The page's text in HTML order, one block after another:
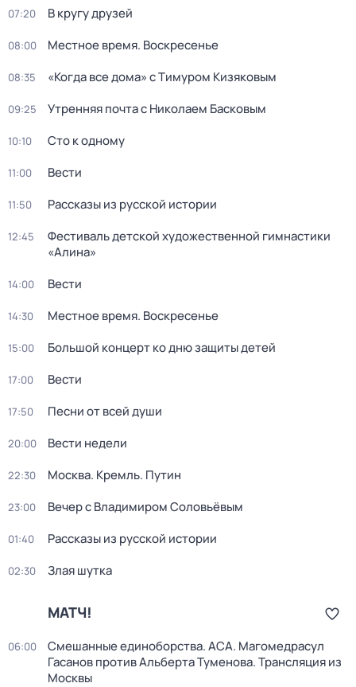
07:20 В кругу друзей
08:00 Местное время. Воскресенье
08:35 «Когда все дома» с Тимуром Кизяковым
09:25 Утренняя почта с Николаем Басковым
10:10 Сто к одному
11:00 Вести
11:50 Рассказы из русской истории
12:45
Фестиваль детской художественной гимнастики
«Алина»
14:00 Вести
14:30 Местное время. Воскресенье
15:00 Большой концерт ко дню защиты детей
17:00 Вести
17:50 Песни от всей души
20:00 Вести недели
22:30 Москва. Кремль. Путин
23:00 Вечер с Владимиром Соловьёвым
01:40 Рассказы из русской истории
02:30 Злая шутка
МАТЧ!
06:00
Смешанные единоборства. ACA. Магомедрасул
Гасанов против Альберта Туменова. Трансляция из
Москвы